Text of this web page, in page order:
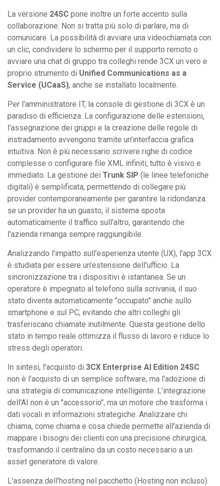
La versione 24SC pone inoltre un forte accento sulla
collaborazione. Non si tratta più solo di parlare, ma di
comunicare. La possibilità di avviare una videochiamata con
un clic, condividere lo schermo per il supporto remoto o
avviare una chat di gruppo tra colleghi rende 3CX un vero e
proprio strumento di Unified Communications as a
Service (UCaaS), anche se installato localmente.
Per l'amministratore IT, la console di gestione di 3CX è un
paradiso di efficienza. La configurazione delle estensioni,
l'assegnazione dei gruppi e la creazione delle regole di
instradamento avvengono tramite un'interfaccia grafica
intuitiva. Non è più necessario scrivere righe di codice
complesse o configurare file XML infiniti; tutto è visivo e
immediato. La gestione dei Trunk SIP (le linee telefoniche
digitali) è semplificata, permettendo di collegare più
provider contemporaneamente per garantire la ridondanza:
se un provider ha un guasto, il sistema sposta
automaticamente il traffico sull'altro, garantendo che
l'azienda rimanga sempre raggiungibile.
Analizzando l'impatto sull'esperienza utente (UX), l'app 3CX
è studiata per essere un'estensione dell'ufficio. La
sincronizzazione tra i dispositivi è istantanea. Se un
operatore è impegnato al telefono sulla scrivania, il suo
stato diventa automaticamente "occupato" anche sullo
smartphone e sul PC, evitando che altri colleghi gli
trasferiscano chiamate inutilmente. Questa gestione dello
stato in tempo reale ottimizza il flusso di lavoro e riduce lo
stress degli operatori.
In sintesi, l'acquisto di 3CX Enterprise AI Edition 24SC
non è l'acquisto di un semplice software, ma l'adozione di
una strategia di comunicazione intelligente. L'integrazione
dell'AI non è un "accessorio", ma un motore che trasforma i
dati vocali in informazioni strategiche. Analizzare chi
chiama, come chiama e cosa chiede permette all'azienda di
mappare i bisogni dei clienti con una precisione chirurgica,
trasformando il centralino da un costo necessario a un
asset generatore di valore.
L'assenza dell'hosting nel pacchetto (Hosting non incluso)